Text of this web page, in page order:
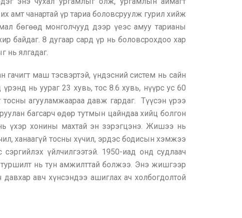
амт чанартай үр тариа боловсруулж гурил хийж
бөгөөд монголчууд дээр үеэс амуу тарианы
байдаг. 8 дугаар сард үр нь боловсрохдоо хар
нь ялгадаг.
гачигт маш тэсвэртэй, үндэсний систем нь сайн
нь уураг 23 хувь, тос 8.6 хувь, нүүрс ус 60
тосны агууламжаараа давж гардаг. Түүсэн үрээ
багсарч өдөр тутмын цайндаа хийц болгон
үхэр хонины махтай эн зэрэгцэнэ. Жишээ нь
ханаагүй тосны хүчил, эрдэс бодисын хэмжээ
үйлчилгээтэй. 1950-иад онд судлаач
туршилт нь тун амжилттай болжээ. Энэ жишгээр
авч хүнсэндээ ашиглах ач холбогдолтой